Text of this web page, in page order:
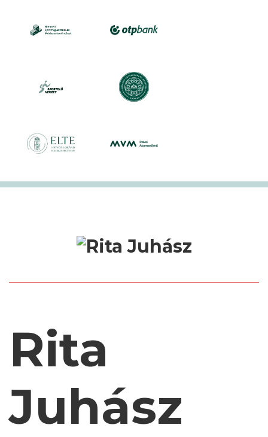
Rita
Juhász